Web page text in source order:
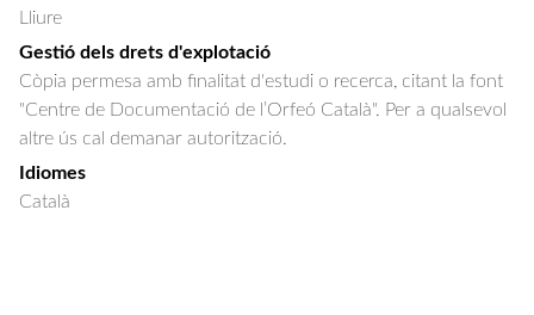
Lliure
Gestió dels drets d'explotació
Còpia permesa amb finalitat d'estudi o recerca, citant la font
"Centre de Documentació de l’Orfeó Català". Per a qualsevol
altre ús cal demanar autorització.
Idiomes
Català